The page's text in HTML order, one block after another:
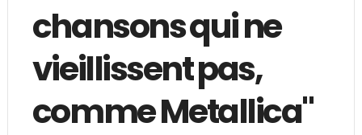
chansons qui ne
vieillissent pas,
comme Metallica"